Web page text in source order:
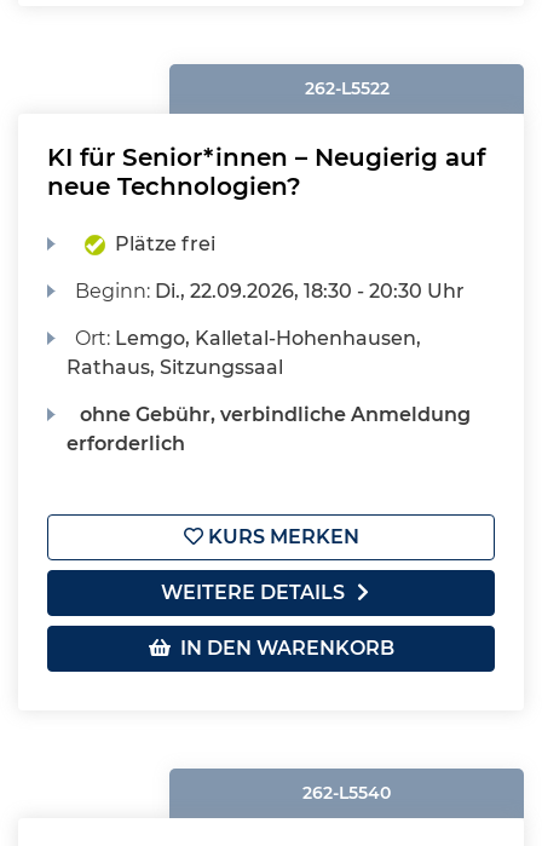
262-L5522
KI für Senior*innen – Neugierig auf
neue Technologien?
Plätze frei
Beginn: Di., 22.09.2026, 18:30 - 20:30 Uhr
Ort: Lemgo, Kalletal-Hohenhausen,
Rathaus, Sitzungssaal
ohne Gebühr, verbindliche Anmeldung
erforderlich
KURS MERKEN
WEITERE DETAILS
IN DEN WARENKORB
262-L5540